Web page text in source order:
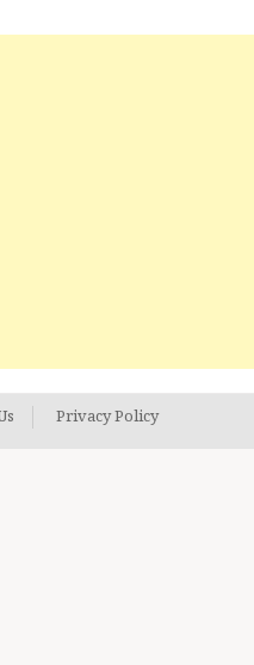
Privacy Policy